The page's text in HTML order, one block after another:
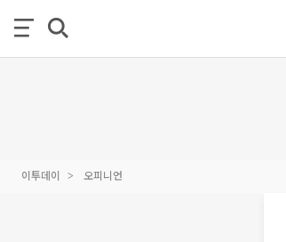
이투데이 오피니언